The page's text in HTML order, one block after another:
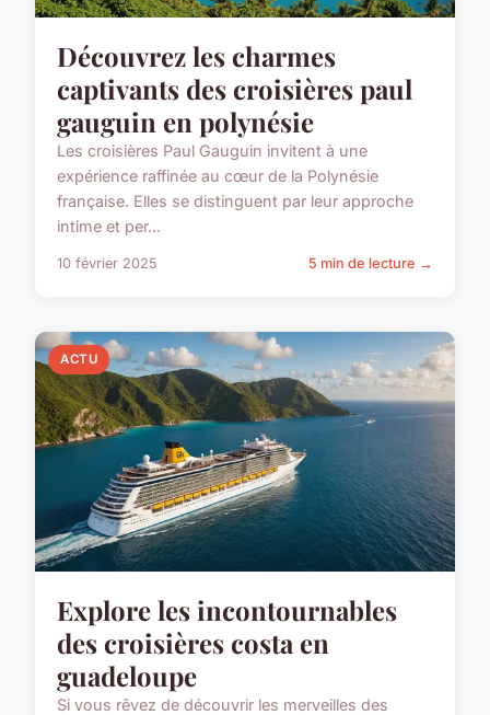
Découvrez les charmes
captivants des croisières paul
gauguin en polynésie
Les croisières Paul Gauguin invitent à une
expérience raffinée au cœur de la Polynésie
française. Elles se distinguent par leur approche
intime et per...
10 février 2025 5 min de lecture →
ACTU
Explore les incontournables
des croisières costa en
guadeloupe
Si vous rêvez de découvrir les merveilles des